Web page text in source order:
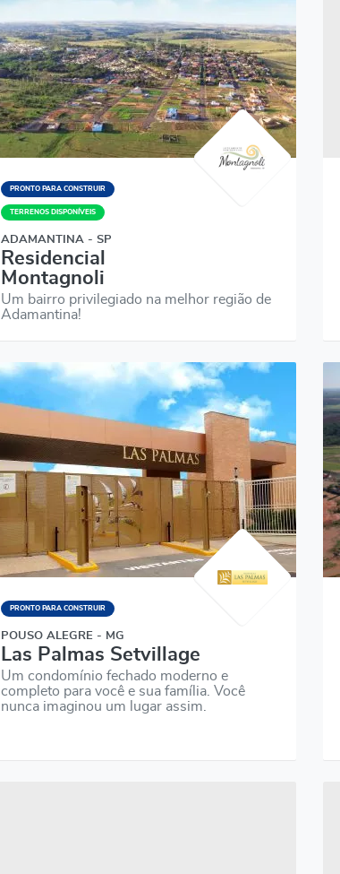
PRONTO PARA CONSTRUIR
TERRENOS DISPONÍVEIS
ADAMANTINA - SP
Residencial
Montagnoli
Um bairro privilegiado na melhor região de
Adamantina!
PRONTO PARA CONSTRUIR
POUSO ALEGRE - MG
Las Palmas Setvillage
Um condomínio fechado moderno e
completo para você e sua família. Você
nunca imaginou um lugar assim.